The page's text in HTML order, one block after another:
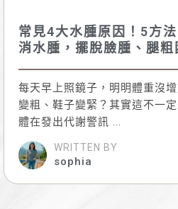
常見4大水腫原因！5方
消水腫，擺脫臉腫、腿粗
每天早上照鏡子，明明體重沒
變粗、鞋子變緊？其實這不一
體在發出代謝警訊 ...
WRITTEN BY
sophia